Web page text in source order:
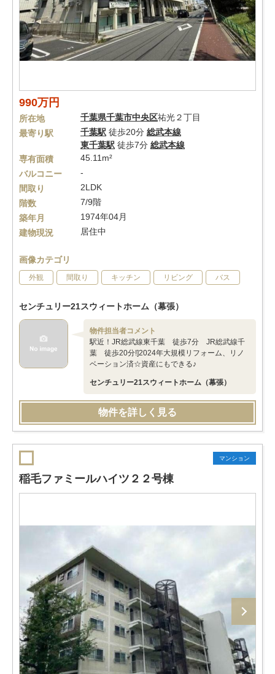
990万円
所在地 千葉県千葉市中央区祐光２丁目
最寄り駅
千葉駅 徒歩20分 総武本線
東千葉駅 徒歩7分 総武本線
専有面積
45.11m²
バルコニー
-
間取り
2LDK
階数
7/9階
築年月
1974年04月
建物現況
居住中
画像カテゴリ
外観 間取り キッチン リビング バス
センチュリー21スウィートホーム（幕張）
物件担当者コメント
駅近！JR総武線東千葉 徒歩7分 JR総武線千
葉 徒歩20分!]2024年大規模リフォーム、リノ
ベーション済☆資産にもできる♪
センチュリー21スウィートホーム（幕張）
物件を詳しく見る
マンション
稲毛ファミールハイツ２２号棟